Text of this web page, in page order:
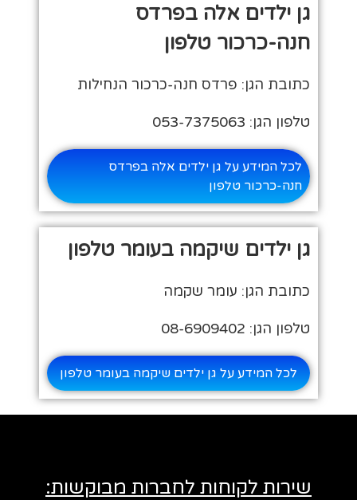
גן ילדים אלה בפרדס
חנה-כרכור טלפון
כתובת הגן: פרדס חנה-כרכור הנחילות
טלפון הגן: 053-7375063
לכל המידע על גן ילדים אלה בפרדס
חנה-כרכור טלפון
גן ילדים שיקמה בעומר טלפון
כתובת הגן: עומר שקמה
טלפון הגן: 08-6909402
לכל המידע על גן ילדים שיקמה בעומר טלפון
שירות לקוחות לחברות מבוקשות: